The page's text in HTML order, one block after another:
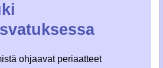
ohjaavat periaatteet